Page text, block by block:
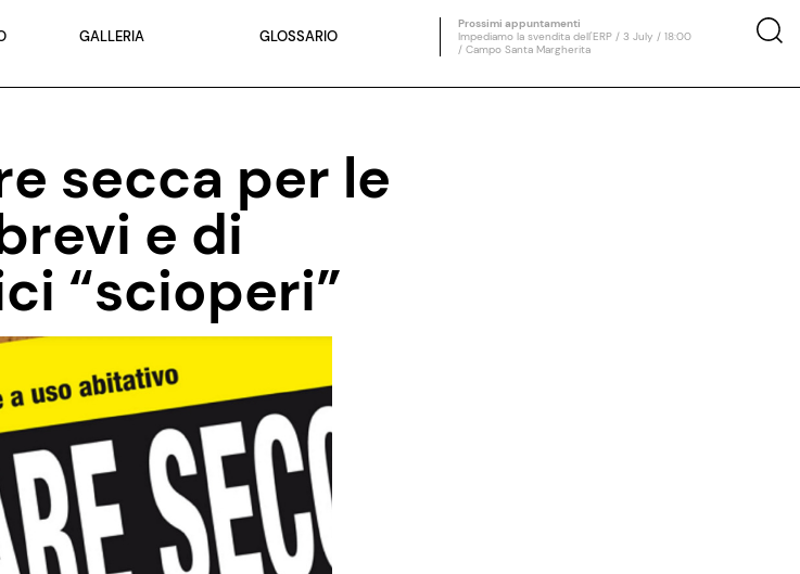
GALLERIA GLOSSARIO
Prossimi appuntamenti
Impediamo la svendita dell'ERP / 3 July / 18:00
/ Campo Santa Margherita
secca per le
e di
“scioperi”